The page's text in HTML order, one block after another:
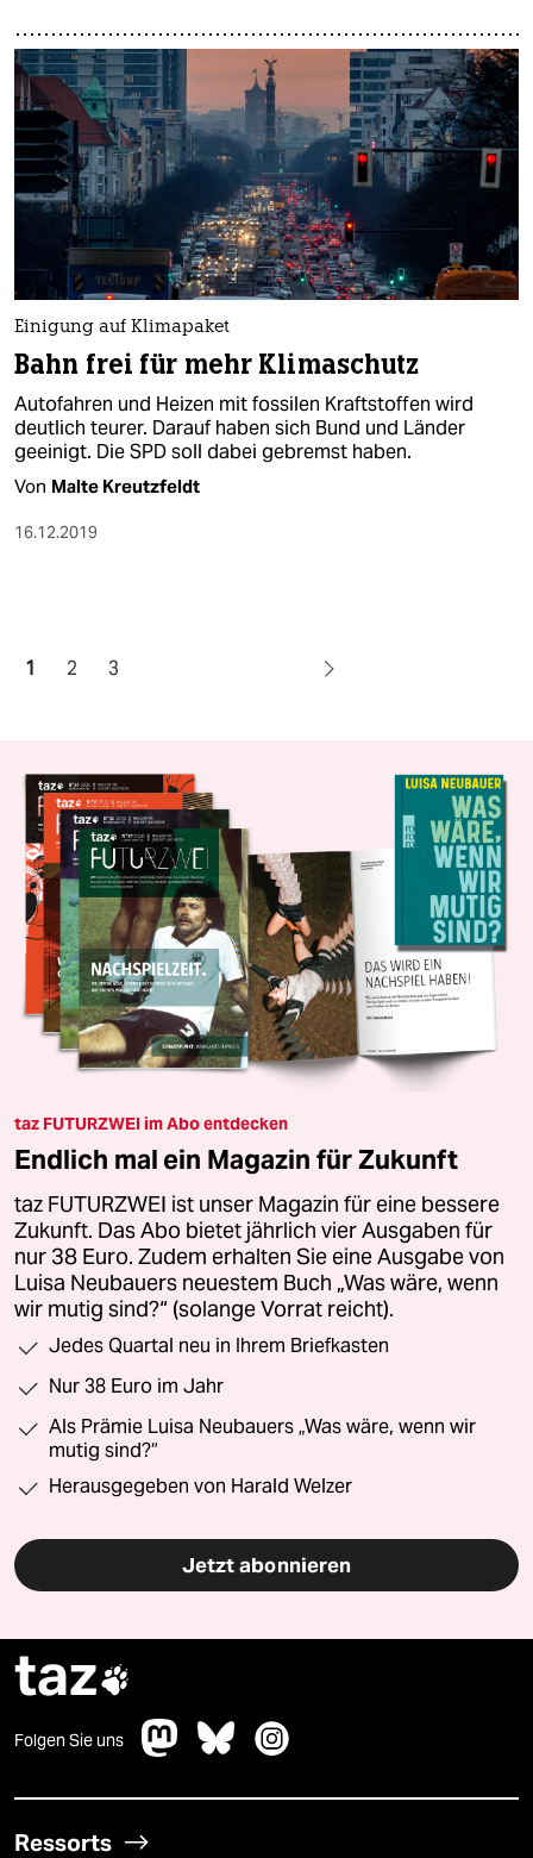
Einigung auf Klimapaket
Bahn frei für mehr Klimaschutz
Autofahren und Heizen mit fossilen Kraftstoffen wird
deutlich teurer. Darauf haben sich Bund und Länder
geeinigt. Die SPD soll dabei gebremst haben.
Von Malte Kreutzfeldt
16.12.2019
1 2 3
taz FUTURZWEI im Abo entdecken
Endlich mal ein Magazin für Zukunft
taz FUTURZWEI ist unser Magazin für eine bessere
Zukunft. Das Abo bietet jährlich vier Ausgaben für
nur 38 Euro. Zudem erhalten Sie eine Ausgabe von
Luisa Neubauers neuestem Buch „Was wäre, wenn
wir mutig sind?“ (solange Vorrat reicht).
Jedes Quartal neu in Ihrem Briefkasten
Nur 38 Euro im Jahr
Als Prämie Luisa Neubauers „Was wäre, wenn wir
mutig sind?“
Herausgegeben von Harald Welzer
Jetzt abonnieren
taz
Folgen Sie uns
Ressorts